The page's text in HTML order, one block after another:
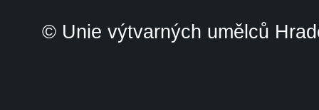
© Unie výtvarných umělců